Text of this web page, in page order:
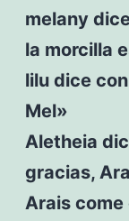
melany
la morcilla
lilu dice
Mel»
Aletheia
gracias,
Arais